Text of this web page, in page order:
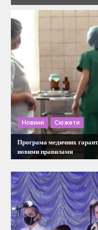
а
ц
і
я
з
а
п
и
с
і
Новини Сюжети
Програма медичних
новими правилами